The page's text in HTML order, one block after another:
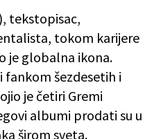
tekstopisac,
tokom karijere
je globalna ikona.
fankom šezdesetih i
je četiri Gremi
albumi prodati su u
širom sveta.